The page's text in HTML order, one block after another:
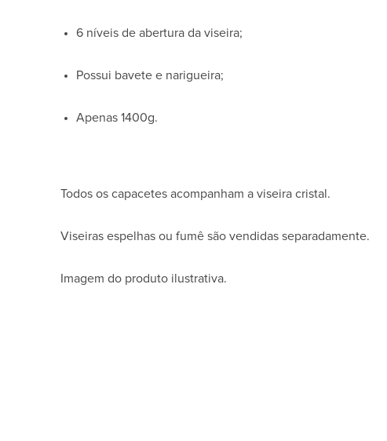
6 níveis de abertura da viseira;
Possui bavete e narigueira;
Apenas 1400g.
Todos os capacetes acompanham a viseira cristal.
Viseiras espelhas ou fumê são vendidas separadamente.
Imagem do produto ilustrativa.